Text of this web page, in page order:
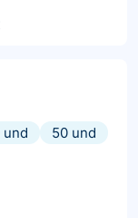
und
50 und